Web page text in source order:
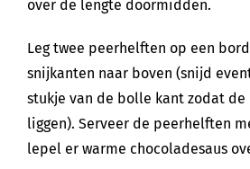
over de lengte doormidden.
Leg twee peerhelften op een
snijkanten naar boven (snijd
stukje van de bolle kant zodat
liggen). Serveer de peerhelften
lepel er warme chocoladesaus